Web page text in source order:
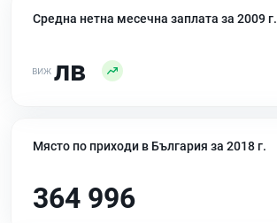
Средна нетна месечна заплата за 2009 г.
лв
Място по приходи в България за 2018 г.
364 996